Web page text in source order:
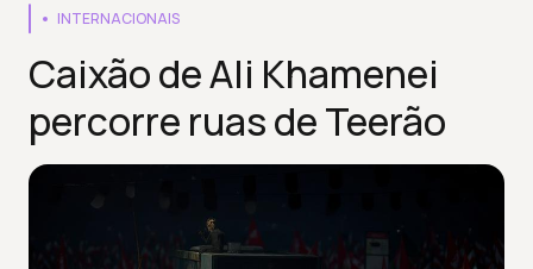
INTERNACIONAIS
Caixão de Ali Khamenei
percorre ruas de Teerão